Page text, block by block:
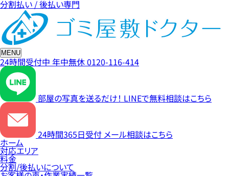
分割払い / 後払い専門
MENU
24時間受付中 年中無休0120-116-414
部屋の写真を送るだけ！ LINEで無料相談はこちら
24時間365日受付 メール相談はこちら
ホーム
対応エリア
料金
分割/後払いについて